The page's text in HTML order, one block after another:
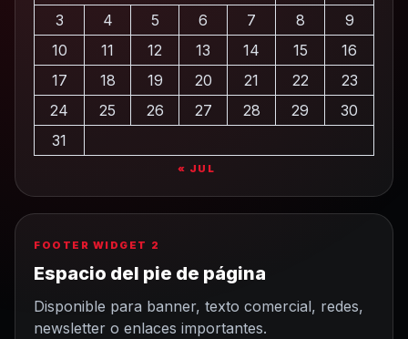
3
4 5 6 7 8
9
10
11 12 13 14 15
16
17
18 19 20 21 22
23
24
25 26 27 28 29
30
31
« JUL
FOOTER WIDGET 2
Espacio del pie de página
Disponible para banner, texto comercial, redes,
newsletter o enlaces importantes.